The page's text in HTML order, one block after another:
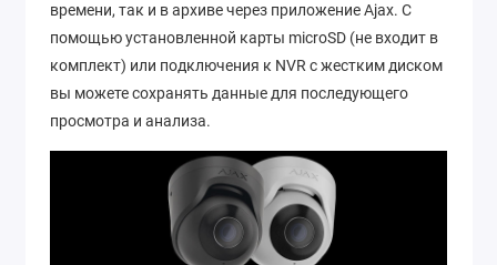
времени, так и в архиве через приложение Ajax. С
помощью установленной карты microSD (не входит в
комплект) или подключения к NVR с жестким диском
вы можете сохранять данные для последующего
просмотра и анализа.